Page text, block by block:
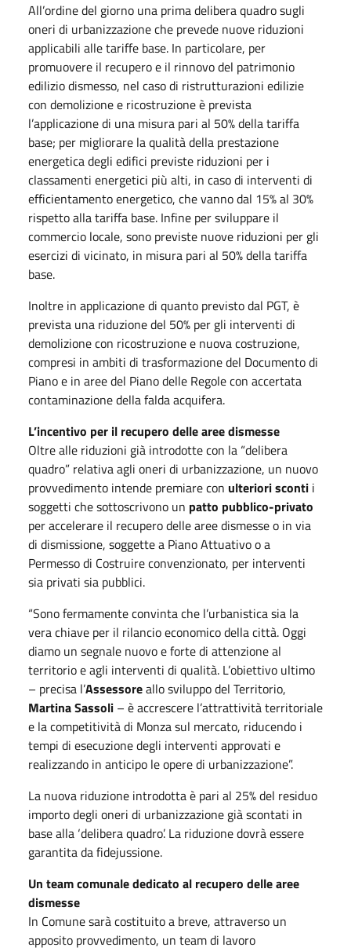
All’ordine del giorno una prima delibera quadro sugli
oneri di urbanizzazione che prevede nuove riduzioni
applicabili alle tariffe base. In particolare, per
promuovere il recupero e il rinnovo del patrimonio
edilizio dismesso, nel caso di ristrutturazioni edilizie
con demolizione e ricostruzione è prevista
l’applicazione di una misura pari al 50% della tariffa
base; per migliorare la qualità della prestazione
energetica degli edifici previste riduzioni per i
classamenti energetici più alti, in caso di interventi di
efficientamento energetico, che vanno dal 15% al 30%
rispetto alla tariffa base. Infine per sviluppare il
commercio locale, sono previste nuove riduzioni per gli
esercizi di vicinato, in misura pari al 50% della tariffa
base.
Inoltre in applicazione di quanto previsto dal PGT, è
prevista una riduzione del 50% per gli interventi di
demolizione con ricostruzione e nuova costruzione,
compresi in ambiti di trasformazione del Documento di
Piano e in aree del Piano delle Regole con accertata
contaminazione della falda acquifera.
L’incentivo per il recupero delle aree dismesse
Oltre alle riduzioni già introdotte con la “delibera
quadro” relativa agli oneri di urbanizzazione, un nuovo
provvedimento intende premiare con ulteriori sconti i
soggetti che sottoscrivono un patto pubblico-privato
per accelerare il recupero delle aree dismesse o in via
di dismissione, soggette a Piano Attuativo o a
Permesso di Costruire convenzionato, per interventi
sia privati sia pubblici.
“Sono fermamente convinta che l’urbanistica sia la
vera chiave per il rilancio economico della città. Oggi
diamo un segnale nuovo e forte di attenzione al
territorio e agli interventi di qualità. L’obiettivo ultimo
– precisa l’Assessoreallo sviluppo del Territorio,
Martina Sassoli – è accrescere l’attrattività territoriale
e la competitività di Monza sul mercato, riducendo i
tempi di esecuzione degli interventi approvati e
realizzando in anticipo le opere di urbanizzazione”.
La nuova riduzione introdotta è pari al 25% del residuo
importo degli oneri di urbanizzazione già scontati in
base alla ‘delibera quadro’. La riduzione dovrà essere
garantita da fidejussione.
Un team comunale dedicato al recupero delle aree
dismesse
In Comune sarà costituito a breve, attraverso un
apposito provvedimento, un team di lavoro